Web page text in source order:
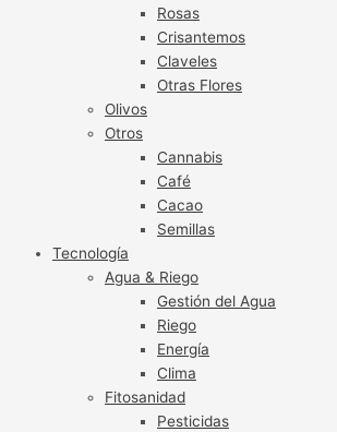
Rosas
Crisantemos
Claveles
Otras Flores
Olivos
Otros
Cannabis
Café
Cacao
Semillas
Tecnología
Agua & Riego
Gestión del Agua
Riego
Energía
Clima
Fitosanidad
Pesticidas